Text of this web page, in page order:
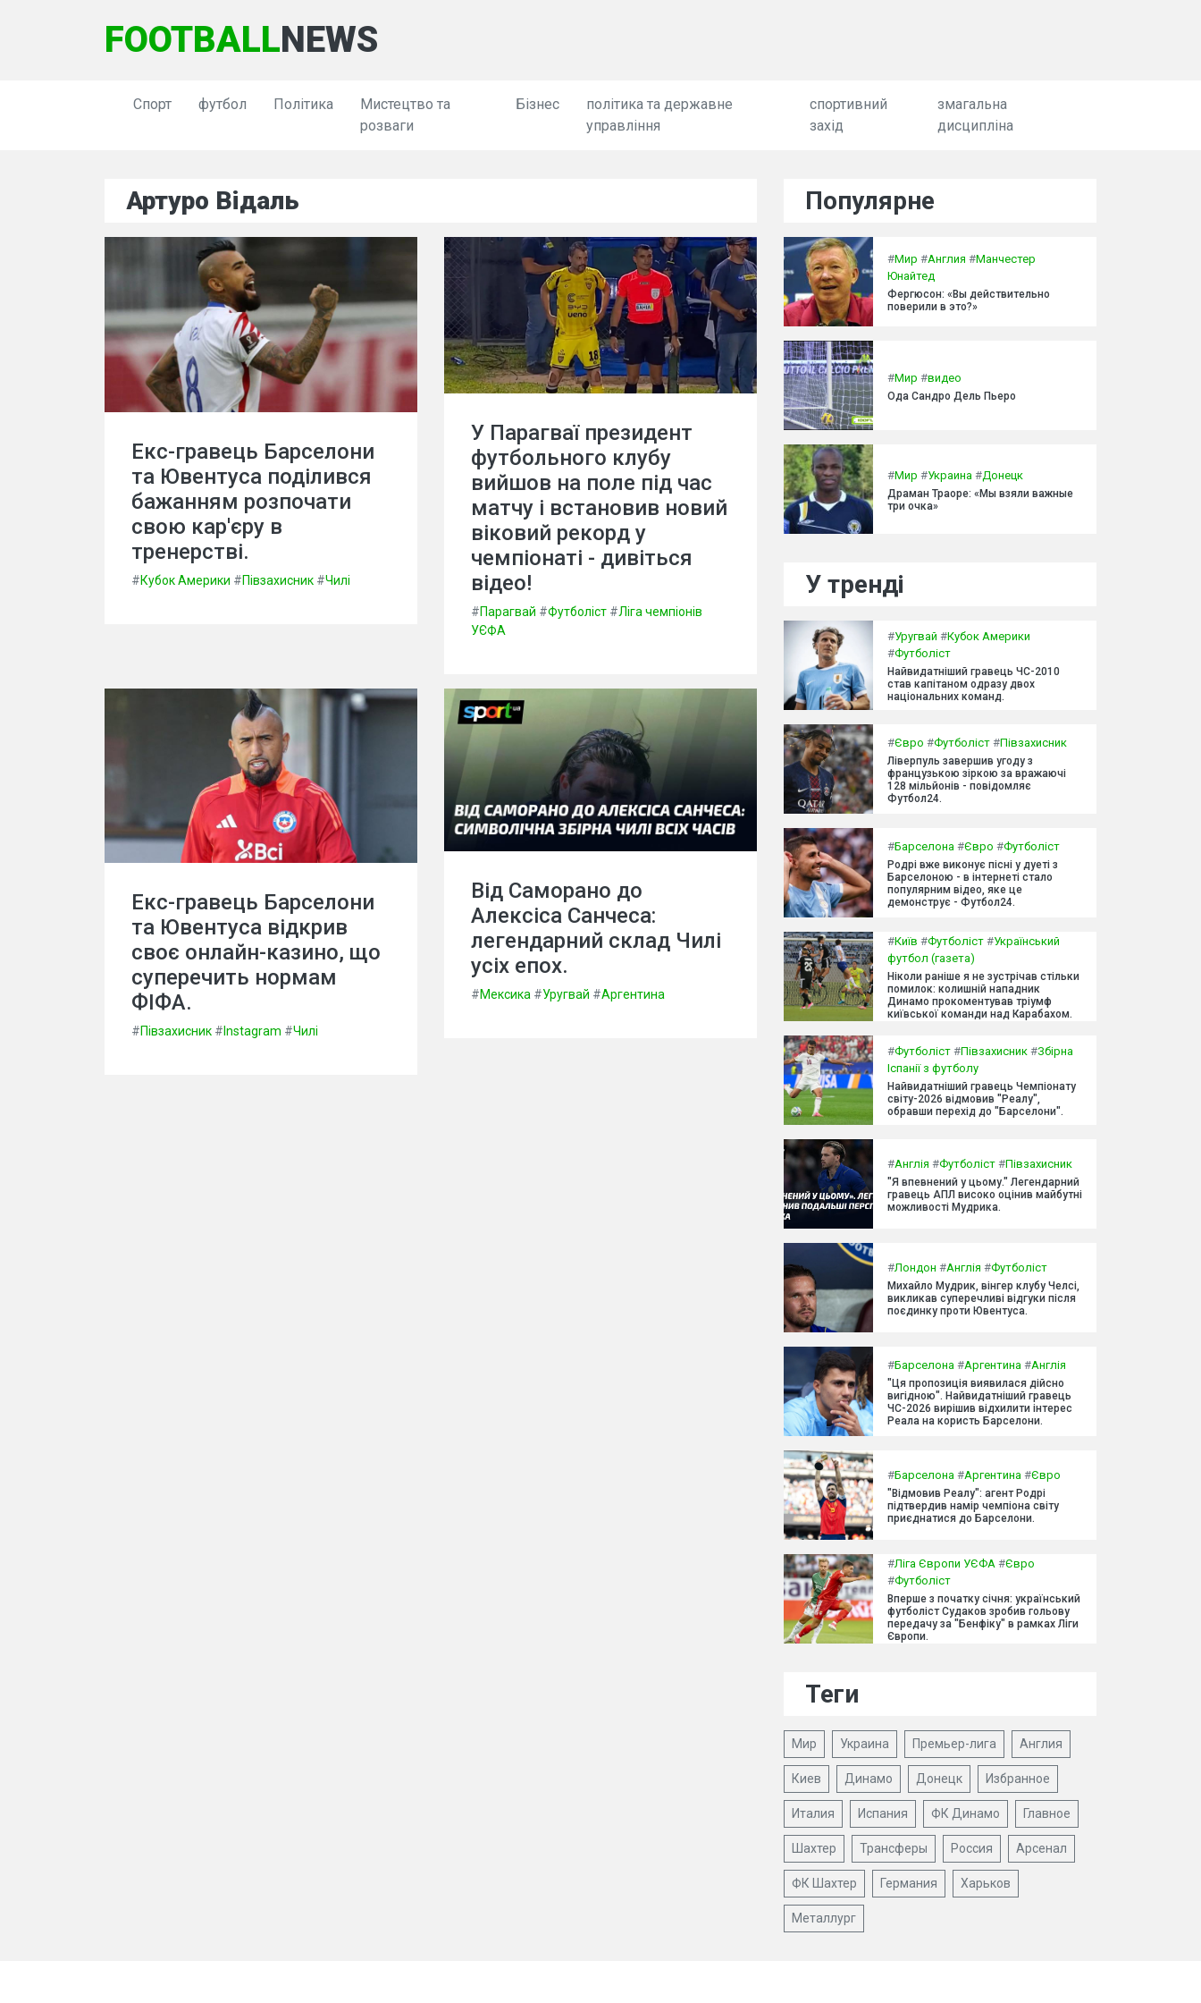
FOOTBALLNEWS
Спорт футбол Політика
Мистецтво та
розваги
Бізнес
політика та державне
управління
спортивний
захід
змагальна
дисципліна
Артуро Відаль
Екс-гравець Барселони
та Ювентуса поділився
бажанням розпочати
свою кар'єру в
тренерстві.
#Кубок Америки #Півзахисник #Чилі
У Парагваї президент
футбольного клубу
вийшов на поле під час
матчу і встановив новий
віковий рекорд у
чемпіонаті - дивіться
відео!
#Парагвай #Футболіст #Ліга чемпіонів
УЄФА
Екс-гравець Барселони
та Ювентуса відкрив
своє онлайн-казино, що
суперечить нормам
ФІФА.
#Півзахисник # Instagram #Чилі
Від Саморано до
Алексіса Санчеса:
легендарний склад Чилі
усіх епох.
#Мексика #Уругвай #Аргентина
Популярне
#Мир #Англия #Манчестер
Юнайтед
Фергюсон: «Вы действительно
поверили в это?»
#Мир #видео
Ода Сандро Дель Пьеро
#Мир #Украина #Донецк
Драман Траоре: «Мы взяли важные
три очка»
У тренді
#Уругвай #Кубок Америки
#Футболіст
Найвидатніший гравець ЧС-2010
став капітаном одразу двох
національних команд.
#Євро #Футболіст #Півзахисник
Ліверпуль завершив угоду з
французькою зіркою за вражаючі
128 мільйонів - повідомляє
Футбол24.
#Барселона #Євро #Футболіст
Родрі вже виконує пісні у дуеті з
Барселоною - в інтернеті стало
популярним відео, яке це
демонструє - Футбол24.
#Київ #Футболіст #Український
футбол (газета)
Ніколи раніше я не зустрічав стільки
помилок: колишній нападник
Динамо прокоментував тріумф
київської команди над Карабахом.
#Футболіст #Півзахисник #Збірна
Іспанії з футболу
Найвидатніший гравець Чемпіонату
світу-2026 відмовив "Реалу",
обравши перехід до "Барселони".
#Англія #Футболіст #Півзахисник
"Я впевнений у цьому." Легендарний
гравець АПЛ високо оцінив майбутні
можливості Мудрика.
#Лондон #Англія #Футболіст
Михайло Мудрик, вінгер клубу Челсі,
викликав суперечливі відгуки після
поєдинку проти Ювентуса.
#Барселона #Аргентина #Англія
"Ця пропозиція виявилася дійсно
вигідною". Найвидатніший гравець
ЧС-2026 вирішив відхилити інтерес
Реала на користь Барселони.
#Барселона #Аргентина #Євро
"Відмовив Реалу": агент Родрі
підтвердив намір чемпіона світу
приєднатися до Барселони.
#Ліга Європи УЄФА #Євро
#Футболіст
Вперше з початку січня: український
футболіст Судаков зробив гольову
передачу за "Бенфіку" в рамках Ліги
Європи.
Теги
Мир Украина Премьер-лига Англия
Киев Динамо Донецк Избранное
Италия Испания ФК Динамо Главное
Шахтер Трансферы Россия Арсенал
ФК Шахтер Германия Харьков
Металлург